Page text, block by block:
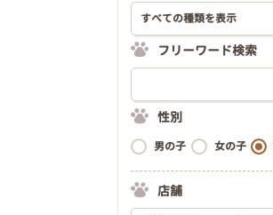
フリーワード検索
性別
男の子 女の子
店舗